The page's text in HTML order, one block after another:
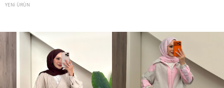
YENI ÜRÜN